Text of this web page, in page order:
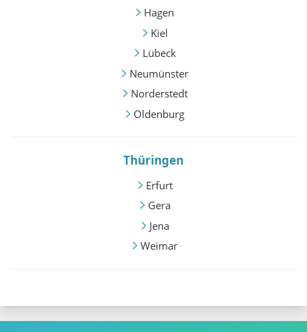
Hagen
Kiel
Lübeck
Neumünster
Norderstedt
Oldenburg
Thüringen
Erfurt
Gera
Jena
Weimar